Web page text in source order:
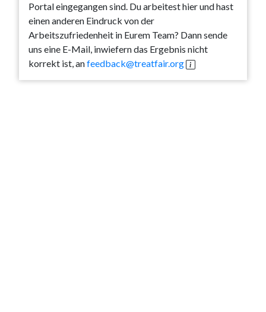
Portal eingegangen sind. Du arbeitest hier und hast
einen anderen Eindruck von der
Arbeitszufriedenheit in Eurem Team? Dann sende
uns eine E-Mail, inwiefern das Ergebnis nicht
korrekt ist, anfeedback@treatfair.org